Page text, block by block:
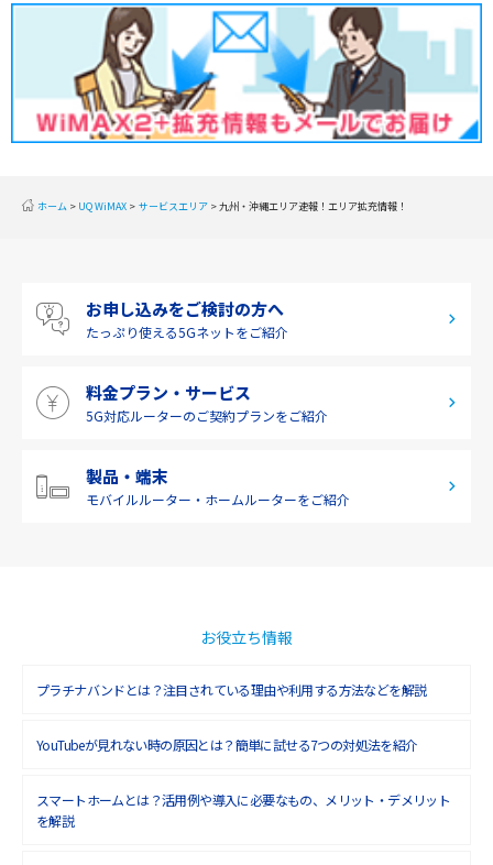
甲信越
北陸
九州・沖縄
ホーム UQ WiMAX サービスエリア 九州・沖縄エリア速報！エリア拡充情報！
お申し込みをご検討の方へ
たっぷり使える5Gネットをご紹介
料金プラン・サービス
5G対応ルーターのご契約プランをご紹介
製品・端末
モバイルルーター・ ホームルーターをご紹介
お役立ち情報
プラチナバンドとは？注目されている理由や利用する方法などを解説
YouTubeが見れない時の原因とは？簡単に試せる7つの対処法を紹介
スマートホームとは？活用例や導入に必要なもの、メリット・デメリット
を解説